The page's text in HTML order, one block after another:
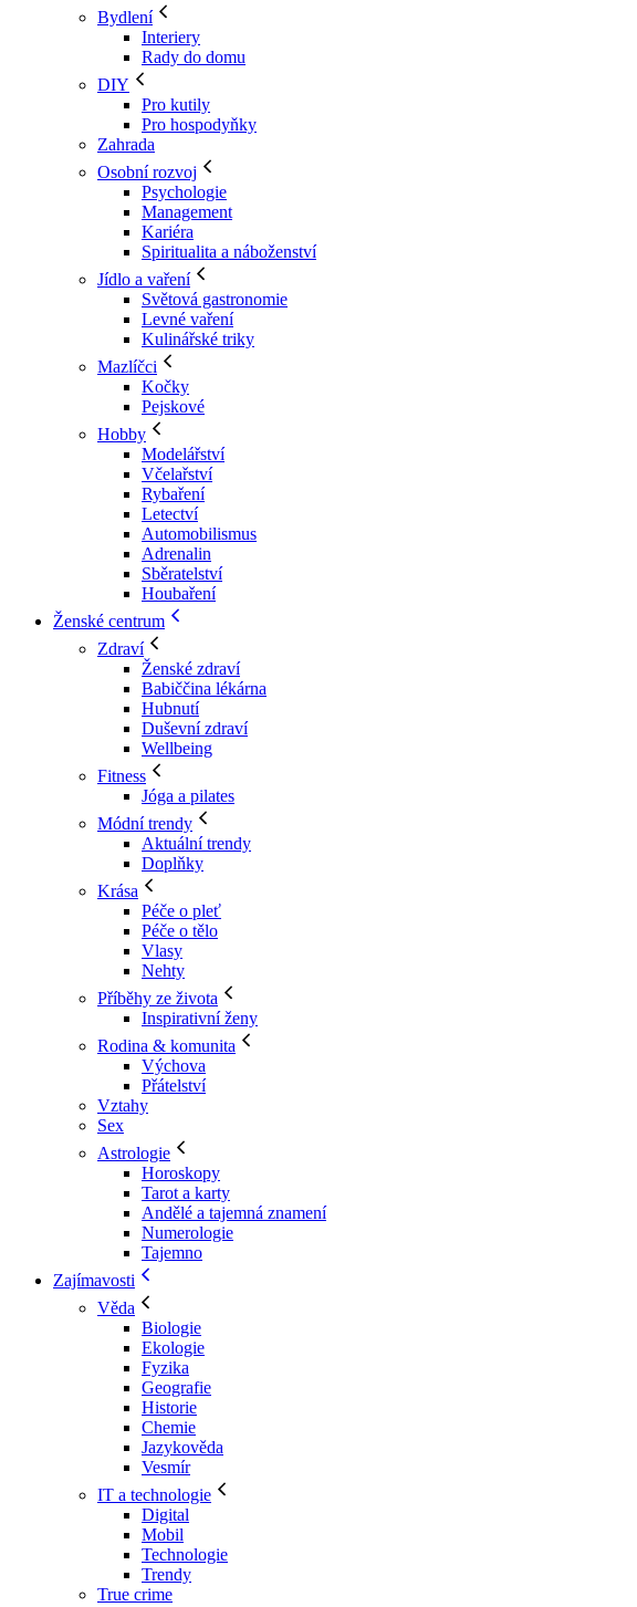
Bydlení
Interiery
Rady do domu
DIY
Pro kutily
Pro hospodyňky
Zahrada
Osobní rozvoj
Psychologie
Management
Kariéra
Spiritualita a náboženství
Jídlo a vaření
Světová gastronomie
Levné vaření
Kulinářské triky
Mazlíčci
Kočky
Pejskové
Hobby
Modelářství
Včelařství
Rybaření
Letectví
Automobilismus
Adrenalin
Sběratelství
Houbaření
Ženské centrum
Zdraví
Ženské zdraví
Babiččina lékárna
Hubnutí
Duševní zdraví
Wellbeing
Fitness
Jóga a pilates
Módní trendy
Aktuální trendy
Doplňky
Krása
Péče o pleť
Péče o tělo
Vlasy
Nehty
Příběhy ze života
Inspirativní ženy
Rodina & komunita
Výchova
Přátelství
Vztahy
Sex
Astrologie
Horoskopy
Tarot a karty
Andělé a tajemná znamení
Numerologie
Tajemno
Zajímavosti
Věda
Biologie
Ekologie
Fyzika
Geografie
Historie
Chemie
Jazykověda
Vesmír
IT a technologie
Digital
Mobil
Technologie
Trendy
True crime